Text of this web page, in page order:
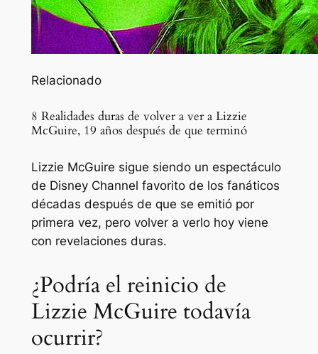
Relacionado
8 Realidades duras de volver a ver a Lizzie
McGuire, 19 años después de que terminó
Lizzie McGuire sigue siendo un espectáculo
de Disney Channel favorito de los fanáticos
décadas después de que se emitió por
primera vez, pero volver a verlo hoy viene
con revelaciones duras.
¿Podría el reinicio de
Lizzie McGuire todavía
ocurrir?